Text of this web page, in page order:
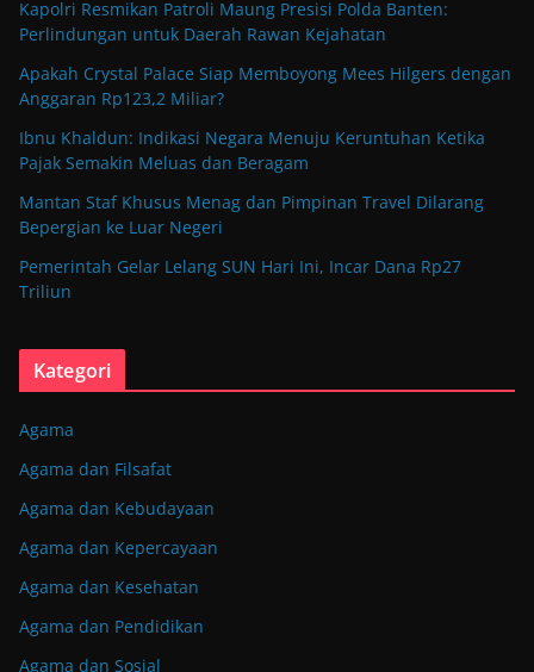
Kapolri Resmikan Patroli Maung Presisi Polda Banten:
Perlindungan untuk Daerah Rawan Kejahatan
Apakah Crystal Palace Siap Memboyong Mees Hilgers dengan
Anggaran Rp123,2 Miliar?
Ibnu Khaldun: Indikasi Negara Menuju Keruntuhan Ketika
Pajak Semakin Meluas dan Beragam
Mantan Staf Khusus Menag dan Pimpinan Travel Dilarang
Bepergian ke Luar Negeri
Pemerintah Gelar Lelang SUN Hari Ini, Incar Dana Rp27
Triliun
Kategori
Agama
Agama dan Filsafat
Agama dan Kebudayaan
Agama dan Kepercayaan
Agama dan Kesehatan
Agama dan Pendidikan
Agama dan Sosial